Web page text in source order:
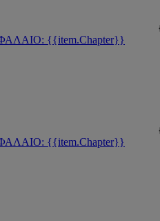
{{item.Chapter}}
{{item.Chapter}}